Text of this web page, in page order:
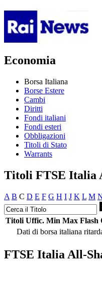
Economia
Borsa Italiana
Borse Estere
Cambi
Diritti
Fondi italiani
Fondi esteri
Obbligazioni
Titoli di Stato
Warrants
Titoli FTSE Italia
A B C D E F G H I J K L M
Titoli Uffic. Min Max Flash
Dati di borsa italiana
FTSE Italia All-